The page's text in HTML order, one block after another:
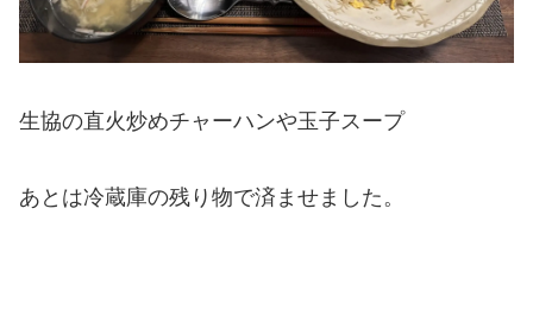
生協の直火炒めチャーハンや玉子スープ
あとは冷蔵庫の残り物で済ませました。